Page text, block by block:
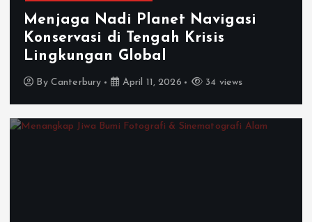
Menjaga Nadi Planet Navigasi
Konservasi di Tengah Krisis
Lingkungan Global
By Canterbury April 11, 2026 34 views